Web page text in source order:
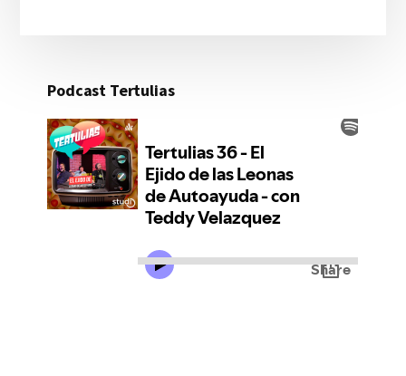
Podcast Tertulias